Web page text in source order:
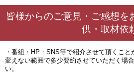
皆様からのご意見・ご感想を
供・取材依
・番組・HP・SNS等で紹介させて頂くこ
変えない範囲で多少要約させていただく場
い。